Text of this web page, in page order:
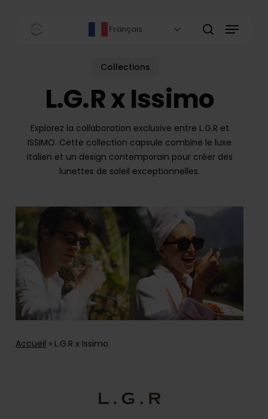
Français Menu
Collections
L.G.R x Issimo
Explorez la collaboration exclusive entre L.G.R et
ISSIMO. Cette collection capsule combine le luxe
italien et un design contemporain pour créer des
lunettes de soleil exceptionnelles.
Accueil » L.G.R x Issimo